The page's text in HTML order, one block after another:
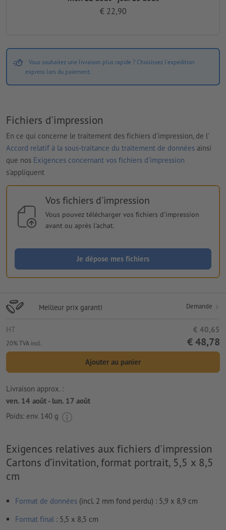
€ 22,90
Vous souhaitez une livraison plus rapide ? Choisissez l'expédition
express lors du paiement.
Fichiers d'impression
En ce qui concerne le traitement des fichiers d'impression, de l'
Accord relatif à la sous-traitance du traitement de données ainsi
que nos Exigences concernant vos fichiers d'impression
s'appliquent
Vos fichiers d'impression
Vous pouvez télécharger vos fichiers d'impression
avant ou après l'achat.
Je dépose mes fichiers
Meilleur prix garanti Demande
HT € 40,65
20% TVA incl. € 48,78
Ajouter au panier
Livraison approx. :
ven. 14 août - lun. 17 août
Poids: env. 140 g
Exigences relatives aux fichiers d'impression
Cartons d’invitation, format portrait, 5,5 x 8,5
cm
Format de données (incl. 2 mm fond perdu) : 5,9 x 8,9 cm
Format final : 5,5 x 8,5 cm